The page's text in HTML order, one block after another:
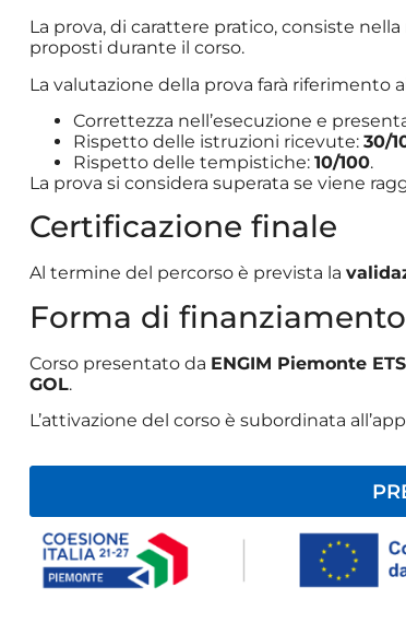
La prova, di carattere pratico, consiste
proposti durante il corso.
La valutazione della prova farà riferimento
Correttezza nell’esecuzione e
Rispetto delle istruzioni ricevute: 30/
Rispetto delle tempistiche: 10/100.
La prova si considera superata se viene
Certificazione finale
Al termine del percorso è prevista la
Forma di finanziamento
Corso presentato da ENGIM Piemonte ETS
GOL.
L’attivazione del corso è subordinata